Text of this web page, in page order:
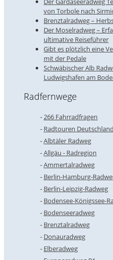
von Torbole nach
Brenztalradweg –
Der Moselradweg –
ultimative Reiseführer
Gibt es plötzlich eine
mit der Pedale
Schwäbischer Alb
Ludwigshafen am
Radfernwege
266 Fahrradfragen
Radtouren Deutschland
Albtäler Radweg
Allgäu - Radregion
Ammertalradweg
Berlin-Hamburg-
Berlin-Leipzig-Radweg
Bodensee-Königssee-
Bodenseeradweg
Brenztalradweg
Donauradweg
Elberadweg